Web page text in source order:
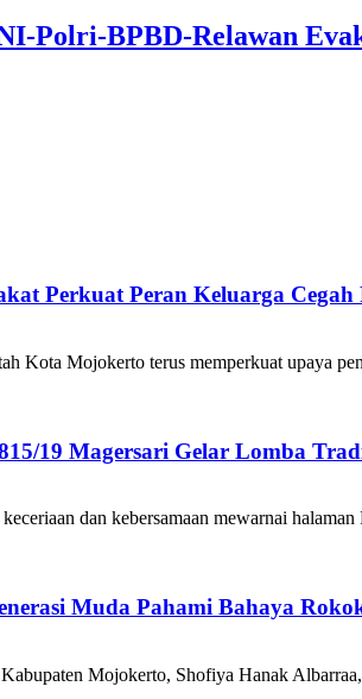
Polri-BPBD-Relawan
Perkuat Peran Keluarga Cegah
Kota Mojokerto terus memperkuat upaya
19 Magersari Gelar Lomba
dan kebersamaan mewarnai
Muda Pahami Bahaya
Mojokerto, Shofiya Hanak